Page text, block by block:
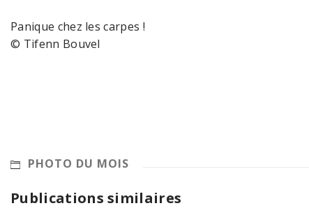
Panique chez les carpes !
© Tifenn Bouvel
PHOTO DU MOIS
Publications similaires